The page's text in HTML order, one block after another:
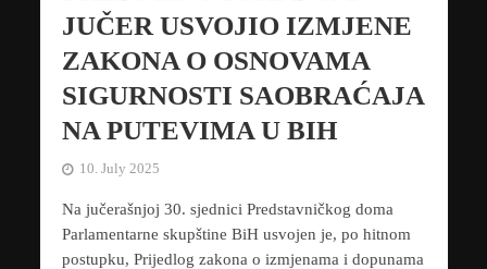
JUČER USVOJIO IZMJENE
ZAKONA O OSNOVAMA
SIGURNOSTI SAOBRAĆAJA
NA PUTEVIMA U BIH
10. July 2025
Na jučerašnjoj 30. sjednici Predstavničkog doma
Parlamentarne skupštine BiH usvojen je, po hitnom
postupku, Prijedlog zakona o izmjenama i dopunama